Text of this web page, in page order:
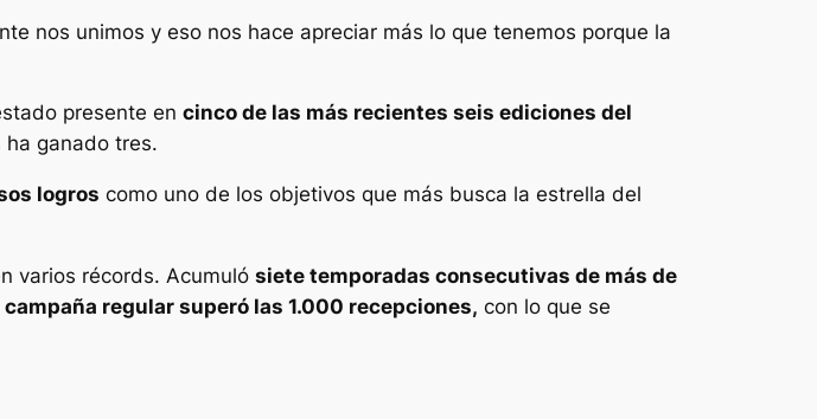
nos unimos y eso nos hace apreciar más lo que tenemos porque la
presente en cinco de las más recientes seis ediciones del
ganado tres.
logros como uno de los objetivos que más busca la estrella del
varios récords. Acumuló siete temporadas consecutivas de más de
campaña regular superó las 1.000 recepciones, con lo que se